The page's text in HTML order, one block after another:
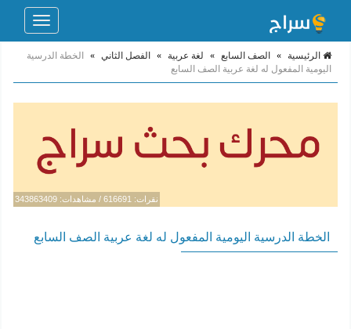
Toggle
الرئيسية » الصف السابع » لغة عربية » الفصل الثاني »
الخطة الدرسية
اليومية المفعول له لغة عربية الصف السابع
نقرات: 616691 / مشاهدات: 343863409
الخطة الدرسية اليومية المفعول له لغة عربية الصف السابع